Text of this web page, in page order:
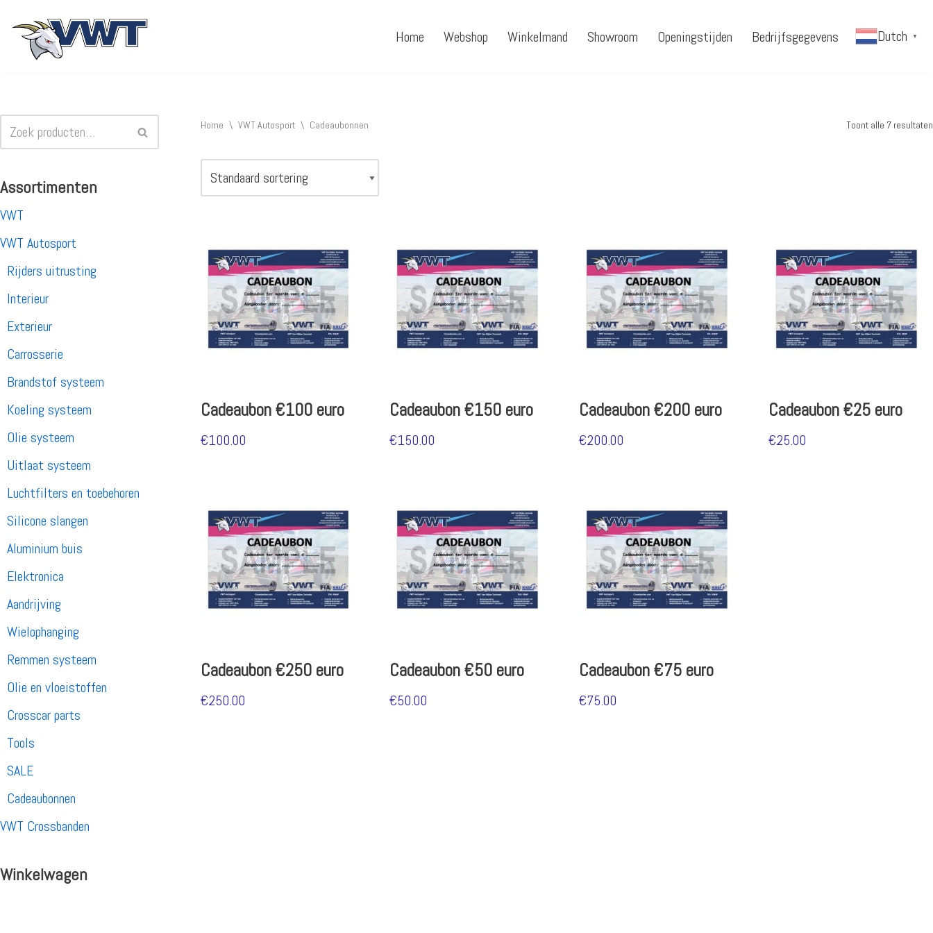
Ga
Home Webshop Winkelmand Showroom Openingstijden Bedrijfsgegevens Dutch ▼
Assortimenten
VWT
VWT Autosport
Rijders uitrusting
Interieur
Exterieur
Carrosserie
Brandstof systeem
Koeling systeem
Olie systeem
Uitlaat systeem
Luchtfilters en toebehoren
Silicone slangen
Aluminium buis
Elektronica
Aandrijving
Wielophanging
Remmen systeem
Olie en vloeistoffen
Crosscar parts
Tools
SALE
Cadeaubonnen
VWT Crossbanden
Winkelwagen
Home \ VWT Autosport \ Cadeaubonnen Toont alle 7 resultaten
Cadeaubon €100 euro
€100.00
Cadeaubon €150 euro
€150.00
Cadeaubon €200 euro
€200.00
Cadeaubon €25 euro
€25.00
Cadeaubon €250 euro
€250.00
Cadeaubon €50 euro
€50.00
Cadeaubon €75 euro
€75.00